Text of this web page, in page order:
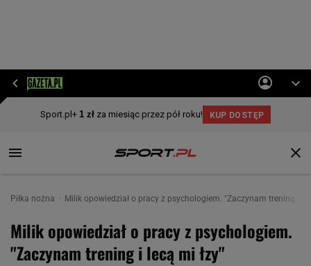
Piłka nożna Milik opowiedział o pracy z psychologiem. "Zaczynam trening i
Milik opowiedział o pracy z psychologiem.
"Zaczynam trening i lecą mi łzy"